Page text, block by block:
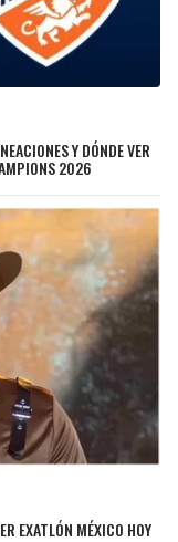
Y DÓNDE VER
2026
EXATLÓN MÉXICO HOY